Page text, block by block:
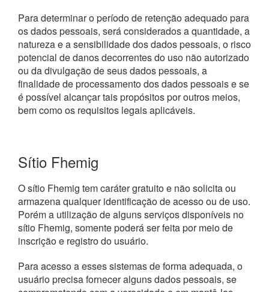
Para determinar o período de retenção adequado para
os dados pessoais, será considerados a quantidade, a
natureza e a sensibilidade dos dados pessoais, o risco
potencial de danos decorrentes do uso não autorizado
ou da divulgação de seus dados pessoais, a
finalidade de processamento dos dados pessoais e se
é possível alcançar tais propósitos por outros meios,
bem como os requisitos legais aplicáveis.
Sítio Fhemig
O sítio Fhemig tem caráter gratuito e não solicita ou
armazena qualquer identificação de acesso ou de uso.
Porém a utilização de alguns serviços disponíveis no
sítio Fhemig, somente poderá ser feita por meio de
inscrição e registro do usuário.
Para acesso a esses sistemas de forma adequada, o
usuário precisa fornecer alguns dados pessoais, se